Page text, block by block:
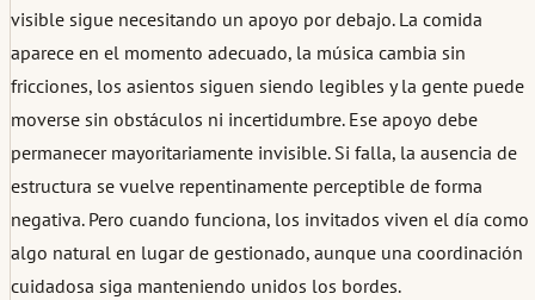
visible sigue necesitando un apoyo por debajo. La comida
aparece en el momento adecuado, la música cambia sin
fricciones, los asientos siguen siendo legibles y la gente puede
moverse sin obstáculos ni incertidumbre. Ese apoyo debe
permanecer mayoritariamente invisible. Si falla, la ausencia de
estructura se vuelve repentinamente perceptible de forma
negativa. Pero cuando funciona, los invitados viven el día como
algo natural en lugar de gestionado, aunque una coordinación
cuidadosa siga manteniendo unidos los bordes.